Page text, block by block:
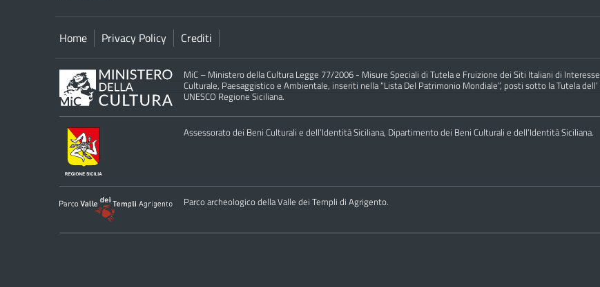
Home Privacy Policy Crediti
MiC – Ministero della Cultura Legge 77/2006 - Misure Speciali di Tutela e Fruizione dei Siti Italiani di Interesse
Culturale, Paesaggistico e Ambientale, inseriti nella “Lista Del Patrimonio Mondiale”, posti sotto la Tutela dell’
UNESCO Regione Siciliana.
Assessorato dei Beni Culturali e dell’Identità Siciliana, Dipartimento dei Beni Culturali e dell’Identità Siciliana.
Parco archeologico della Valle dei Templi di Agrigento.